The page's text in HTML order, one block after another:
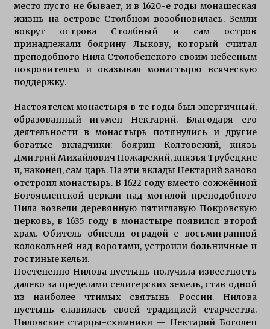
место пусто не бывает, и в 1620-е годы монашеская
жизнь на острове Столбном возобновилась. Земли
вокруг острова Столбный и сам остров
принадлежали боярину Лыкову, который считал
преподобного Нила Столобенского своим небесным
покровителем и оказывал монастырю всяческую
поддержку.
Настоятелем монастыря в те годы был энергичный,
образованный игумен Нектарий. Благодаря его
деятельности в монастырь потянулись и другие
богатые вкладчики: боярин Колтовский, князь
Дмитрий Михайлович Пожарский, князья Трубецкие
и, наконец, сам царь. На эти вклады Нектарий заново
отстроил монастырь. В 1622 году вместо сожжённой
Богоявленской церкви над могилой преподобного
Нила возвели деревянную пятиглавую Покровскую
церковь, в 1635 году в монастыре появился второй
храм. Обитель обнесли оградой с восьмигранной
колокольней над воротами, устроили больничные и
гостиные кельи.
Постепенно Нилова пустынь получила известность
далеко за пределами селигерских земель, став одной
из наиболее чтимых святынь России. Нилова
пустынь славилась своей традицией старчества.
Ниловские старцы-схимники — Нектарий Боголеп